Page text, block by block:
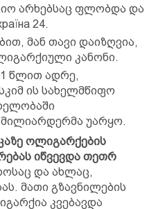
არხებსაც ფლობდა და
24.
მან თავი დაიზღვია,
კანონი.
1 წლით ადრე,
ის სახელმწიფო
უარყო.
ოლიგარქების
იწვევდა თეთრ
და ახლაც,
მათი გზავნილების
კვებავდა